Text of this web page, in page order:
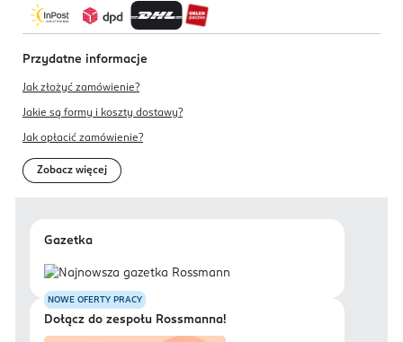
Przydatne informacje
Jak złożyć zamówienie?
Jakie są formy i koszty dostawy?
Jak opłacić zamówienie?
Zobacz więcej
Gazetka
NOWE OFERTY PRACY
Dołącz do zespołu Rossmanna!